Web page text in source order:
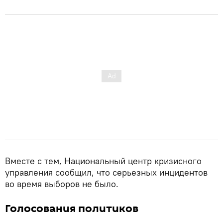
Вместе с тем, Национальный центр кризисного
управления сообщил, что серьезных инцидентов
во время выборов не было.
Голосования политиков